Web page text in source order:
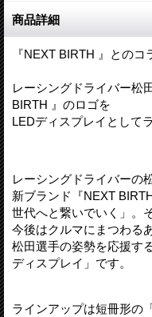
商品詳細
『NEXT BIRTH 』とのコ
レーシングドライバー松
BIRTH 』のロゴを
LEDディスプレイとして
レーシングドライバーの
新ブランド『NEXT
世代へと繋いでいく」。
今後はクルマにまつわる
松田選手の姿勢を応援す
ディスプレイ」です。
ラインアップは短冊形の